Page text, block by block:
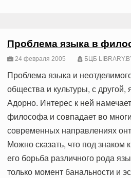
Проблема языка в
24 февраля 2005 БЦБ
Проблема языка и
общества и культуры, с
Адорно. Интерес к ней
философа и совпадает во
современных направлениях
Можно сказать, что под знаком
его борьба различного рода
только момент банальности и